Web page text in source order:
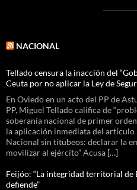
NACIONAL
Tellado censura la inacción del
Ceuta por no aplicar la Ley de
En Oviedo en un acto del PP de
PP, Miguel Tellado califica de
soberanía nacional de primer
la aplicación inmediata del artículo
Nacional sin titubeos: declarar la
movilizar al ejército” Acusa […]
Feijóo: “La integridad territorial de
defiende”